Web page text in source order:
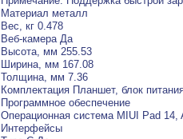
Материал металл
Вес, кг 0.478
Веб-камера Да
Высота, мм 255.53
Ширина, мм 167.08
Толщина, мм 7.36
Комплектация Планшет, блок
Программное обеспечение
Операционная система MIUI Pad 14,
Интерфейсы